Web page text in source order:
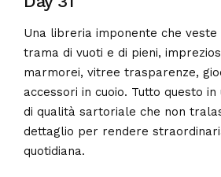
Una libreria imponente che
trama di vuoti e di pieni,
marmorei, vitree trasparenze,
accessori in cuoio. Tutto questo
di qualità sartoriale che non
dettaglio per rendere
quotidiana.